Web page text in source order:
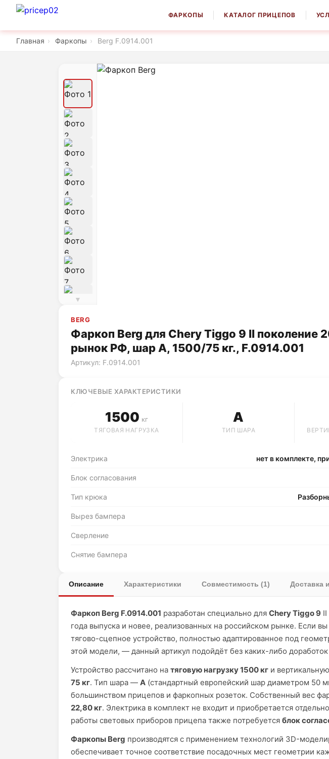
ФАРКОПЫ КАТАЛОГ ПРИЦЕПОВ
Главная › Фаркопы › Berg F.0914.001
▼
BERG
Фаркоп Berg для Chery Tiggo 9 II поколение
рынок РФ, шар А, 1500/75 кг., F.0914.001
Артикул: F.0914.001
КЛЮЧЕВЫЕ ХАРАКТЕРИСТИКИ
1500 кг
ТЯГОВАЯ НАГРУЗКА
A
ТИП ШАРА
Электрика нет в комплекте,
Блок согласования
Тип крюка
Вырез бампера
Сверление
Снятие бампера
Описание Характеристики Совместимость (1) Доставка
Фаркоп Berg F.0914.001 разработан специально для Chery Tiggo 9
года выпуска и новее, реализованных на российском рынке. Если
тягово-сцепное устройство, полностью адаптированное под
этой модели, — данный артикул подойдёт без каких-либо доработок
Устройство рассчитано на тяговую нагрузку 1500 кг и
75 кг. Тип шара — А (стандартный европейский шар диаметром 50
большинством прицепов и фаркопных розеток. Собственный вес
22,80 кг. Электрика в комплект не входит и приобретается
работы световых приборов прицепа также потребуется блок
Фаркопы Berg производятся с применением технологий 3D-
обеспечивает точное соответствие посадочных мест геометрии